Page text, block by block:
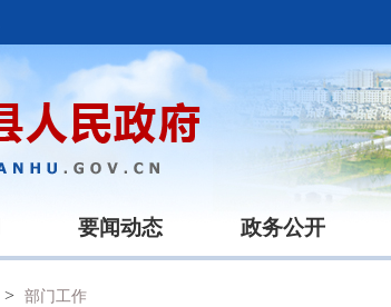
要闻动态 政务公开
> 部门工作